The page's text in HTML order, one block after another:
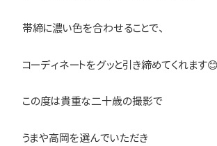
帯締に濃い色を合わせることで、
コーディネートをグッと引き締めてくれます😊
この度は貴重な二十歳の撮影で
うまや高岡を選んでいただき